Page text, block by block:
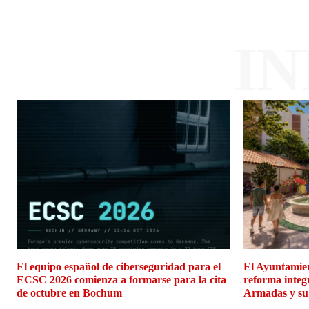
El equipo español de ciberseguridad para el
ECSC 2026 comienza a formarse para la cita
de octubre en Bochum
El
reforma
Armadas y